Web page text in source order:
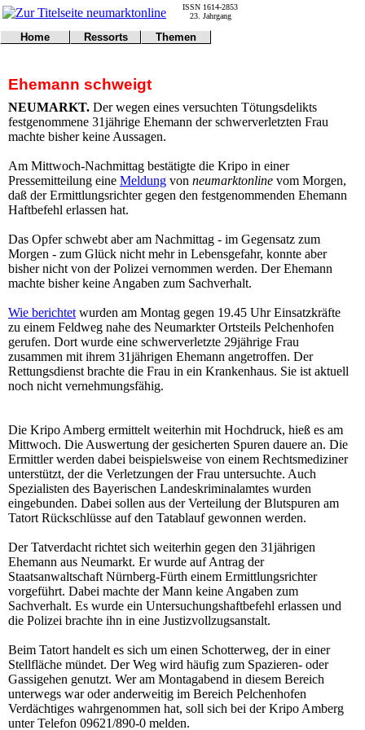
Ehemann schweigt
NEUMARKT. Der wegen eines versuchten Tötungsdelikts
festgenommene 31jährige Ehemann der schwerverletzten Frau
machte bisher keine Aussagen.
Am Mittwoch-Nachmittag bestätigte die Kripo in einer
Pressemitteilung eine Meldung von neumarktonline vom Morgen,
daß der Ermittlungsrichter gegen den festgenommenden Ehemann
Haftbefehl erlassen hat.
Das Opfer schwebt aber am Nachmittag - im Gegensatz zum
Morgen - zum Glück nicht mehr in Lebensgefahr, konnte aber
bisher nicht von der Polizei vernommen werden. Der Ehemann
machte bisher keine Angaben zum Sachverhalt.
Wie berichtet wurden am Montag gegen 19.45 Uhr Einsatzkräfte
zu einem Feldweg nahe des Neumarkter Ortsteils Pelchenhofen
gerufen. Dort wurde eine schwerverletzte 29jährige Frau
zusammen mit ihrem 31jährigen Ehemann angetroffen. Der
Rettungsdienst brachte die Frau in ein Krankenhaus. Sie ist aktuell
noch nicht vernehmungsfähig.
Die Kripo Amberg ermittelt weiterhin mit Hochdruck, hieß es am
Mittwoch. Die Auswertung der gesicherten Spuren dauere an. Die
Ermittler werden dabei beispielsweise von einem Rechtsmediziner
unterstützt, der die Verletzungen der Frau untersuchte. Auch
Spezialisten des Bayerischen Landeskriminalamtes wurden
eingebunden. Dabei sollen aus der Verteilung der Blutspuren am
Tatort Rückschlüsse auf den Tatablauf gewonnen werden.
Der Tatverdacht richtet sich weiterhin gegen den 31jährigen
Ehemann aus Neumarkt. Er wurde auf Antrag der
Staatsanwaltschaft Nürnberg-Fürth einem Ermittlungsrichter
vorgeführt. Dabei machte der Mann keine Angaben zum
Sachverhalt. Es wurde ein Untersuchungshaftbefehl erlassen und
die Polizei brachte ihn in eine Justizvollzugsanstalt.
Beim Tatort handelt es sich um einen Schotterweg, der in einer
Stellfläche mündet. Der Weg wird häufig zum Spazieren- oder
Gassigehen genutzt. Wer am Montagabend in diesem Bereich
unterwegs war oder anderweitig im Bereich Pelchenhofen
Verdächtiges wahrgenommen hat, soll sich bei der Kripo Amberg
unter Telefon 09621/890-0 melden.
ISSN 1614-2853
23. Jahrgang
Home
Notfall
Impressum
Ressorts
Wirtschaft
Sport
Polizei
Wetter
Themen
Online
Gesundheit
Statistiken
@NM
Freizeit
Schule
Eilmeldungen